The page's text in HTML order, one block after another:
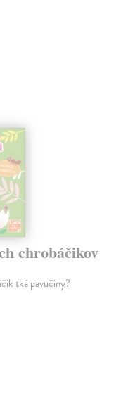
chrobáčikov
tká pavučiny?